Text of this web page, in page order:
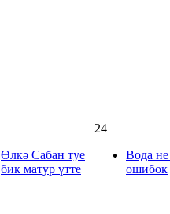
Өлкә Сабан туе
бик матур үтте
24
Вода
ошибок